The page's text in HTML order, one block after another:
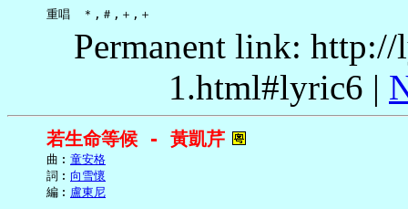
Permanent link:
1.html#lyric6 |
若生命等候 - 黃凱芹
     曲︰
童安格
     詞︰
向雪懷
     編︰
盧東尼